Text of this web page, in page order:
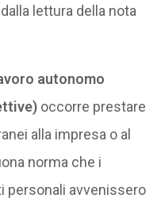
lettura della nota
autonomo
occorre prestare
alla impresa o al
norma che i
personali avvenissero